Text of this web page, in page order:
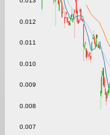
0.007
0.008
0.009
0.010
0.011
0.012